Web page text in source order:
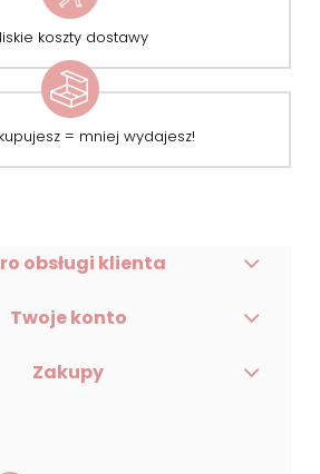
koszty dostawy
= mniej wydajesz!
obsługi klienta
Twoje konto
Zakupy